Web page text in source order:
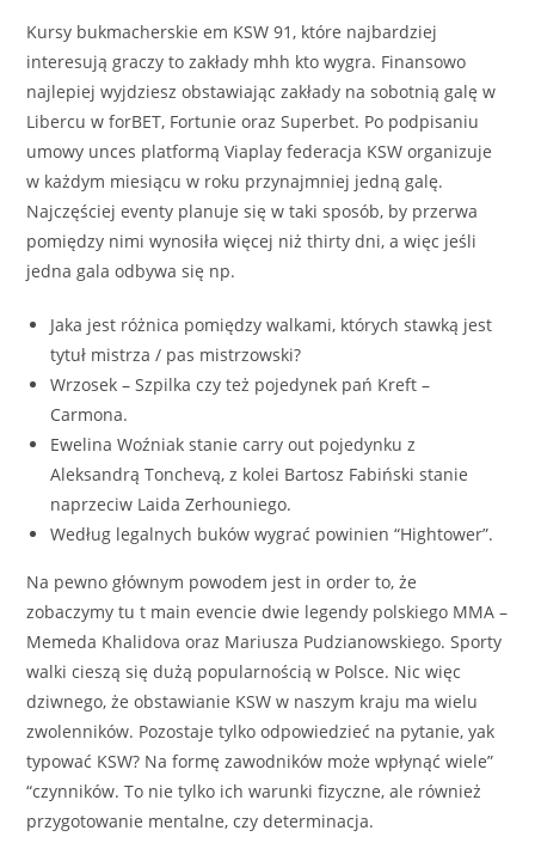
Kursy bukmacherskie em KSW 91, które najbardziej
interesują graczy to zakłady mhh kto wygra. Finansowo
najlepiej wyjdziesz obstawiając zakłady na sobotnią galę w
Libercu w forBET, Fortunie oraz Superbet. Po podpisaniu
umowy unces platformą Viaplay federacja KSW organizuje
w każdym miesiącu w roku przynajmniej jedną galę.
Najczęściej eventy planuje się w taki sposób, by przerwa
pomiędzy nimi wynosiła więcej niż thirty dni, a więc jeśli
jedna gala odbywa się np.
Jaka jest różnica pomiędzy walkami, których stawką jest
tytuł mistrza / pas mistrzowski?
Wrzosek – Szpilka czy też pojedynek pań Kreft –
Carmona.
Ewelina Woźniak stanie carry out pojedynku z
Aleksandrą Tonchevą, z kolei Bartosz Fabiński stanie
naprzeciw Laida Zerhouniego.
Według legalnych buków wygrać powinien “Hightower”.
Na pewno głównym powodem jest in order to, że
zobaczymy tu t main evencie dwie legendy polskiego MMA –
Memeda Khalidova oraz Mariusza Pudzianowskiego. Sporty
walki cieszą się dużą popularnością w Polsce. Nic więc
dziwnego, że obstawianie KSW w naszym kraju ma wielu
zwolenników. Pozostaje tylko odpowiedzieć na pytanie, yak
typować KSW? Na formę zawodników może wpłynąć wiele”
“czynników. To nie tylko ich warunki fizyczne, ale również
przygotowanie mentalne, czy determinacja.